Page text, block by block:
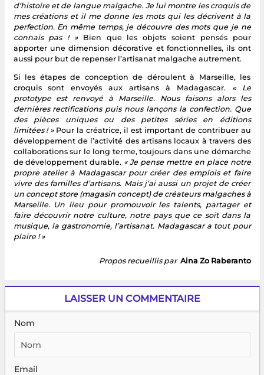
d’histoire et de langue malgache. Je lui montre les croquis de
mes créations et il me donne les mots qui les décrivent à la
perfection. En même temps, je découvre des mots que je ne
connais pas ! » Bien que les objets soient pensés pour
apporter une dimension décorative et fonctionnelles, ils ont
aussi pour but de repenser l’artisanat malgache autrement.
Si les étapes de conception de déroulent à Marseille, les
croquis sont envoyés aux artisans à Madagascar. « Le
prototype est renvoyé à Marseille. Nous faisons alors les
dernières rectifications puis nous lançons la confection. Que
des pièces uniques ou des petites séries en éditions
limitées ! »Pour la créatrice, il est important de contribuer au
développement de l’activité des artisans locaux à travers des
collaborations sur le long terme, toujours dans une démarche
de développement durable. « Je pense mettre en place notre
propre atelier à Madagascar pour créer des emplois et faire
vivre des familles d’artisans. Mais j’ai aussi un projet de créer
un concept store (magasin concept) de créateurs malgaches à
Marseille. Un lieu pour promouvoir les talents, partager et
faire découvrir notre culture, notre pays que ce soit dans la
musique, la gastronomie, l’artisanat. Madagascar a tout pour
plaire ! »
Propos recueillis par Aina Zo Raberanto
LAISSER UN COMMENTAIRE
Nom
Email